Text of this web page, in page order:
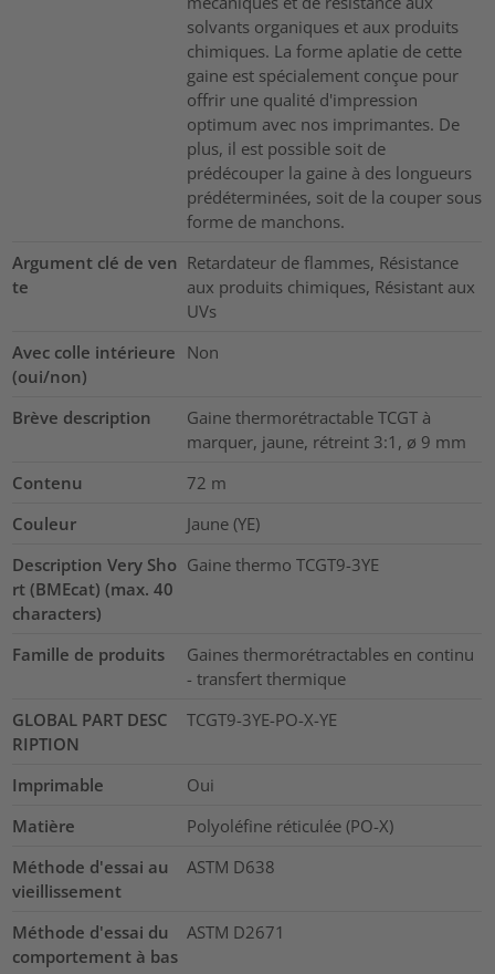
solvants organiques et aux produits
chimiques. La forme aplatie de cette
gaine est spécialement conçue pour
offrir une qualité d'impression
optimum avec nos imprimantes. De
plus, il est possible soit de
prédécouper la gaine à des longueurs
prédéterminées, soit de la couper sous
forme de manchons.
Argument clé de ven
te
Retardateur de flammes, Résistance
aux produits chimiques, Résistant aux
UVs
Avec colle intérieure
(oui/non)
Non
Brève description
Gaine thermorétractable TCGT à
marquer, jaune, rétreint 3:1, ø 9 mm
Contenu
72 m
Couleur
Jaune (YE)
Description Very Sho
rt (BMEcat) (max. 40
characters)
Gaine thermo TCGT9-3YE
Famille de produits
Gaines thermorétractables en continu
- transfert thermique
GLOBAL PART DESC
RIPTION
TCGT9-3YE-PO-X-YE
Imprimable
Oui
Matière
Polyoléfine réticulée (PO-X)
Méthode d'essai au
vieillissement
ASTM D638
Méthode d'essai du
comportement à bas
ASTM D2671